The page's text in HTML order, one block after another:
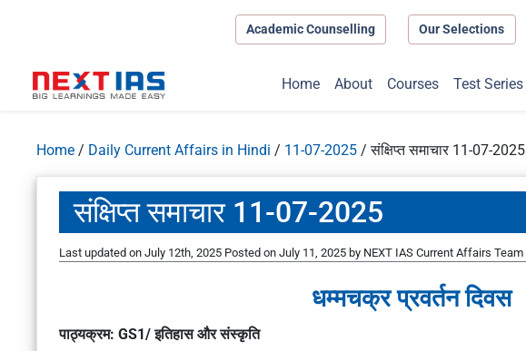
Academic Counselling Our Selections
Home About Courses Test Series
Home / Daily Current Affairs in Hindi / 11-07-2025 /संक्षिप्त समाचार 11-07-2025
संक्षिप्त समाचार 11-07-2025
Last updated on July 12th, 2025 Posted on July 11, 2025 by NEXT IAS Current Affairs Team
धम्मचक्र प्रवर्तन दिवस
पाठ्यक्रम: GS1/ इतिहास और संस्कृति